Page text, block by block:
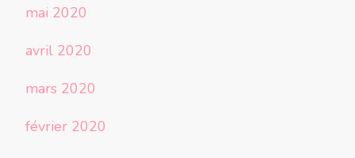
mai 2020
avril 2020
mars 2020
février 2020